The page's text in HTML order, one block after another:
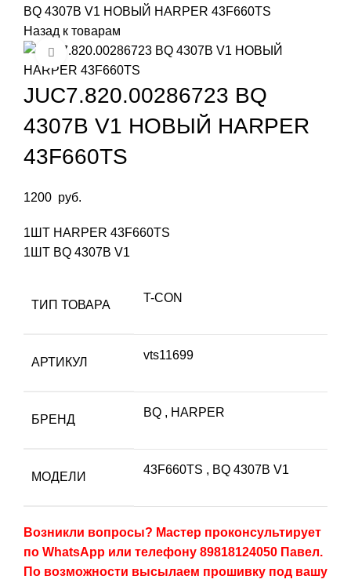
BQ 4307B V1 НОВЫЙ HARPER 43F660TS
Назад к товарам
Нажмите, чтобы увеличить
JUC7.820.00286723 BQ
4307B V1 НОВЫЙ HARPER
43F660TS
1200 руб.
1ШТ HARPER 43F660TS
1ШТ BQ 4307B V1
ТИП ТОВАРА
T-CON
АРТИКУЛ
vts11699
БРЕНД
BQ , HARPER
МОДЕЛИ
43F660TS , BQ 4307B V1
Возникли вопросы? Мастер проконсультирует
по WhatsApp или телефону 89818124050 Павел.
По возможности высылаем прошивку под вашу